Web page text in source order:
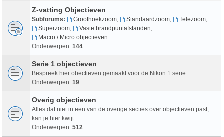
Z-vatting Objectieven
Subforums: Groothoekzoom, Standaardzoom, Telezoom,
Superzoom, Vaste brandpuntafstanden
Macro / Micro objectieven
Onderwerpen: 144
Serie 1 objectieven
Bespreek hier obectieven gemaakt voor de Nikon 1 serie.
Onderwerpen: 19
Overig objectieven
Alles dat niet in een van de overige secties over objectieven past,
kan je hier kwijt
Onderwerpen: 512